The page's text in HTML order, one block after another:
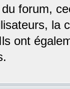
forum,
la
ont